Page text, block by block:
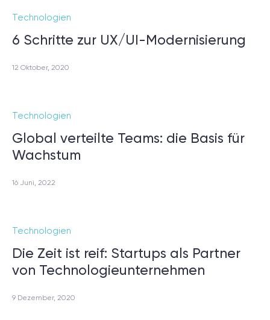
Technologien
6 Schritte zur UX/UI-Modernisierung
12 Oktober, 2020
Technologien
Global verteilte Teams: die Basis für
Wachstum
16 Juni, 2022
Technologien
Die Zeit ist reif: Startups als Partner
von Technologieunternehmen
9 Dezember, 2020